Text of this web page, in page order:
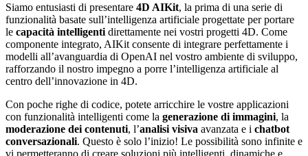
Siamo entusiasti di presentare 4D AIKit, la prima di una serie di
funzionalità basate sull’intelligenza artificiale progettate per portare
le capacità intelligenti direttamente nei vostri progetti 4D. Come
componente integrato, AIKit consente di integrare perfettamente i
modelli all’avanguardia di OpenAI nel vostro ambiente di sviluppo,
rafforzando il nostro impegno a porre l’intelligenza artificiale al
centro dell’innovazione in 4D.
Con poche righe di codice, potete arricchire le vostre applicazioni
con funzionalità intelligenti come la generazione di immagini, la
moderazione dei contenuti, l’analisi visiva avanzata e i chatbot
conversazionali. Questo è solo l’inizio! Le possibilità sono infinite e
vi permetteranno di creare soluzioni più intelligenti, dinamiche e